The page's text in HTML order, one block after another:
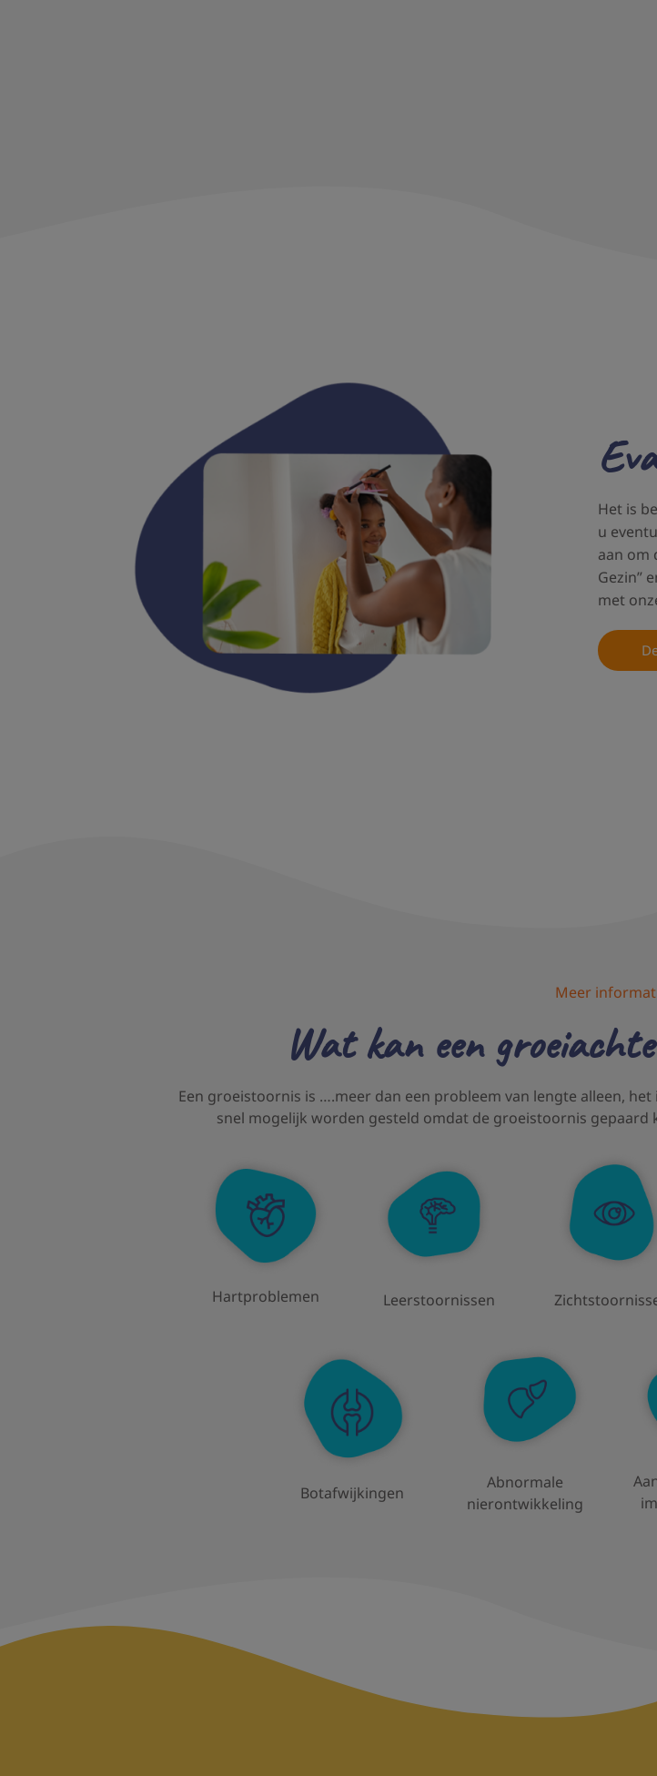
Het is
u
aan om
Gezin”
met
Meer
Wat kan een
Een groeistoornis is ….meer dan een probleem van lengte alleen,
snel mogelijk worden gesteld omdat de groeistoornis gepaard
Hartproblemen Leerstoornissen
Botafwijkingen
Abnormale
nierontwikkeling